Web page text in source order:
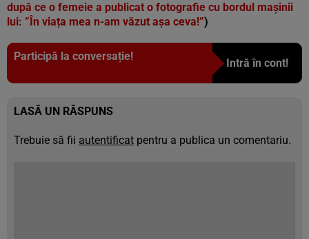
după ce o femeie a publicat o fotografie cu bordul mașinii
lui: ”În viața mea n-am văzut așa ceva!”)
Participă la conversație!
Intră în cont!
LASĂ UN RĂSPUNS
Trebuie să fii autentificat pentru a publica un comentariu.